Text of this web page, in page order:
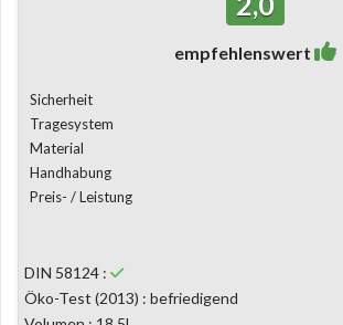
empfehlenswert
Sicherheit
Tragesystem
Material
Handhabung
Preis- / Leistung
DIN 58124 :
Öko-Test (2013) : befriedigend